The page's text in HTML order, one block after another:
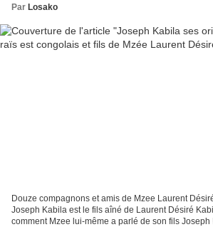
Par Losako
Douze compagnons et amis de Mzee Laurent
Joseph Kabila est le fils aîné de Laurent Désiré
comment Mzee lui-même a parlé de son fils Joseph